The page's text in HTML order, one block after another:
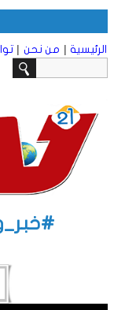
الرئيسية | من نحن |